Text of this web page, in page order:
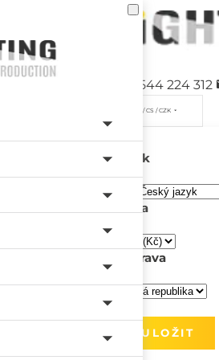
+420 544 224 312
/ CS / CZK
Jazyk
Měna
Doprava